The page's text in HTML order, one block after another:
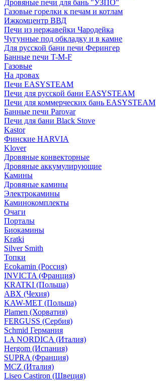
Дровяные печи для бань "УЗПО"
Газовые горелки к печам и котлам
Ижкомцентр ВВД
Печи из нержавейки Чародейка
Чугунные под обкладку и в камне
Для русской бани печи Ферингер
Банные печи T-M-F
Газовые
На дровах
Печи EASYSTEAM
Печи для русской бани EASYSTEAM
Печи для коммерческих бань EASYSTEAM
Банные печи Parovar
Печи для бани Black Stove
Kastor
Финские HARVIA
Klover
Дровяные конвекторные
Дровяные аккумулирующие
Камины
Дровяные камины
Электрокамины
Каминокомплекты
Очаги
Порталы
Биокамины
Kratki
Silver Smith
Топки
Ecokamin (Россия)
INVICTA (Франция)
KRATKI (Польша)
ABX (Чехия)
KAW-MET (Польша)
Plamen (Хорватия)
FERGUSS (Сербия)
Schmid Германия
LA NORDICA (Италия)
Hergom (Испания)
SUPRA (Франция)
MCZ (Италия)
Liseo Castiron (Швеция)